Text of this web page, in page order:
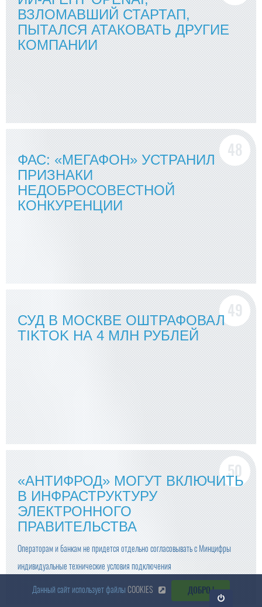
ВЗЛОМАВШИЙ СТАРТАП,
ПЫТАЛСЯ АТАКОВАТЬ ДРУГИЕ
КОМПАНИИ
ФАС: «МЕГАФОН» УСТРАНИЛ
ПРИЗНАКИ
НЕДОБРОСОВЕСТНОЙ
КОНКУРЕНЦИИ
СУД В МОСКВЕ ОШТРАФОВАЛ
TIKTOK НА 4 МЛН РУБЛЕЙ
«АНТИФРОД» МОГУТ ВКЛЮЧИТЬ
В ИНФРАСТРУКТУРУ
ЭЛЕКТРОННОГО
ПРАВИТЕЛЬСТВА
Операторам и банкам не придется отдельно согласовывать с Минцифры
индивидуальные технические условия подключения
Данный сайт использует файлы COOKIES ДОБРО !
Откр